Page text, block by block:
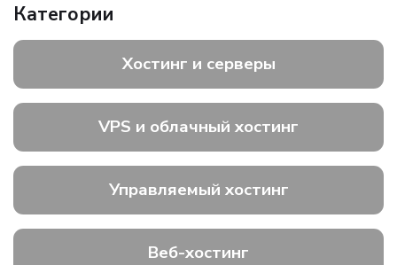
Категории
Хостинг и серверы
VPS и облачный хостинг
Управляемый хостинг
Веб-хостинг